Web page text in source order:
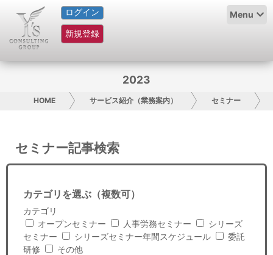
ログイン
新規登録
Menu
HOME
サービス紹介
グループ概要
日本人にPR
コンサルティング
リサーチ
2023
HOME サービス紹介（業務案内） セミナー
セミナー記事検索
カテゴリを選ぶ（複数可）
カテゴリ
オープンセミナー
人事労務セミナー
シリーズ
セミナー
シリーズセミナー年間スケジュール
委託
研修
その他